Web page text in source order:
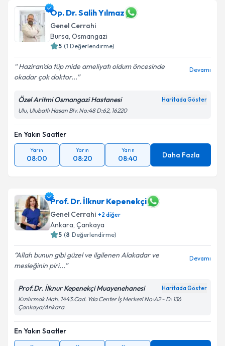
takvim hazırlandığında e-posta ile bilgilendireceğiz.
E-posta Adresiniz
Kişisel verilerimin işlenmesine ilişkin
kapsamda işlenmesini kabul ediyorum.
Op. Dr. Salih Yılmaz
Genel Cerrahi
Bursa, Osmangazi
5 (1 Değerlendirme)
Haziran'da tüp mide ameliyatı oldum öncesinde
okadar çok doktor...
Devamı
Özel Aritmi Osmangazi Hastanesi Haritada Göster
Ulu, Ulubatlı Hasan Blv. No:48 D:62, 16220
En Yakın Saatler
Yarın
08:00
Yarın
08:20
Yarın
08:40 Daha Fazla
Prof. Dr. İlknur Kepenekçi
Genel Cerrahi +2 diğer
Ankara, Çankaya
5 (8 Değerlendirme)
Allah bunun gibi güzel ve ilgilenen Alakadar ve
mesleğinin piri...
Devamı
Prof.Dr. İlknur Kepenekçi Muayenehanesi Haritada Göster
Kızılırmak Mah. 1443.Cad. Yda Center İş Merkezi No:A2 - D: 136
Çankaya/Ankara
En Yakın Saatler